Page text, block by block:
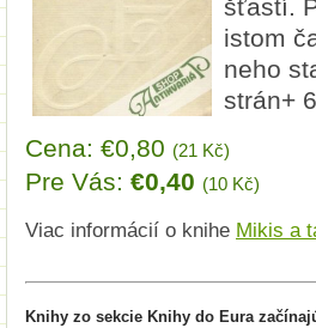
šťastí.
istom
neho
strán+
Cena: €0,80 (21 Kč)
Pre Vás: €0,40 (10 Kč)
Viac informácií o knihe Mikis a
Knihy zo sekcie Knihy do Eura